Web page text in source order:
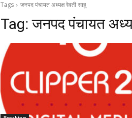
Tags जनपद पंचायत अध्यक्ष रेवती साहू
Tag:जनपद पंचायत